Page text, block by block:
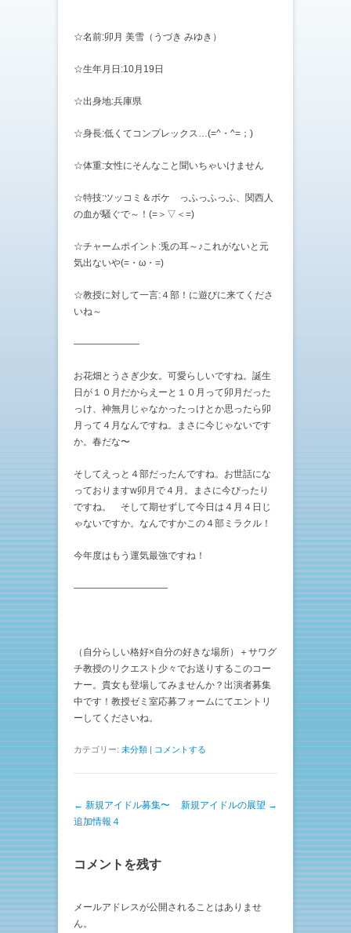
☆名前:卯月 美雪（うづき みゆき）
☆生年月日:10月19日
☆出身地:兵庫県
☆身長:低くてコンプレックス…(=^・^=；)
☆体重:女性にそんなこと聞いちゃいけません
☆特技:ツッコミ＆ボケ っふっふっふ、関西人
の血が騒ぐで～！(=＞▽＜=)
☆チャームポイント:兎の耳～♪これがないと元
気出ないや(=・ω・=)
☆教授に対して一言:４部！に遊びに来てくださ
いね～
———————
お花畑とうさぎ少女。可愛らしいですね。誕生
日が１０月だからえーと１０月って卯月だった
っけ、神無月じゃなかったっけとか思ったら卯
月って４月なんですね。まさに今じゃないです
か。春だな〜
そしてえっと４部だったんですね。お世話にな
っておりますw卯月で４月。まさに今ぴったり
ですね。 そして期せずして今日は４月４日じ
ゃないですか。なんですかこの４部ミラクル！
今年度はもう運気最強ですね！
——————————
（自分らしい格好×自分の好きな場所）＋サワグ
チ教授のリクエスト少々でお送りするこのコー
ナー。貴女も登場してみませんか？出演者募集
中です！教授ゼミ室応募フォームにてエントリ
ーしてくださいね。
カテゴリー: 未分類 | コメントする
投稿ナビゲーション
← 新規アイドル募集〜
追加情報４
新規アイドルの展望 →
コメントを残す
メールアドレスが公開されることはありませ
ん。